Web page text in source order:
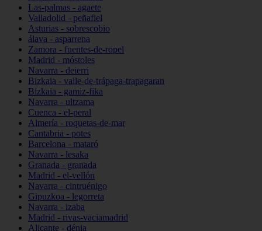
Las-palmas - agaete
Valladolid - peñafiel
Asturias - sobrescobio
álava - asparrena
Zamora - fuentes-de-ropel
Madrid - móstoles
Navarra - deierri
Bizkaia - valle-de-trápaga-trapagaran
Bizkaia - gamiz-fika
Navarra - ultzama
Cuenca - el-peral
Almería - roquetas-de-mar
Cantabria - potes
Barcelona - mataró
Navarra - lesaka
Granada - granada
Madrid - el-vellón
Navarra - cintruénigo
Gipuzkoa - legorreta
Navarra - izaba
Madrid - rivas-vaciamadrid
Alicante - dénia